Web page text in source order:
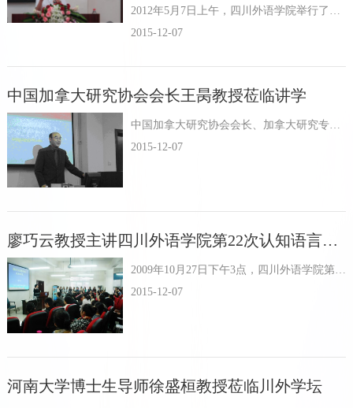
2012年5月7日上午，四川外语学院举行了重庆市人文社会科学重点研究基地外国语文研究中心成立十周年庆典，特邀中国科学院知名专...
2015-12-07
中国加拿大研究协会会长王昺教授莅临讲学
中国加拿大研究协会会长、加拿大研究专家、辽宁师范大学外国语学院王昺教授，应四川外语学院外国语文研究中心加拿大研究所的邀请，于17日为我院研究生做了题为“加拿大社会科学研究中的道德审查制度”（Ethic...
2015-12-07
廖巧云教授主讲四川外语学院第22次认知语言学讲座
2009年10月27日下午3点，四川外语学院第22次认知语言学讲座在图书馆六楼报告厅举行，讲座由全国著名的认知语言学专家王寅教授主持，由上海外国语大学博士、河南大学博士后廖巧云教授主讲，题目为“指类句...
2015-12-07
河南大学博士生导师徐盛桓教授莅临川外学坛